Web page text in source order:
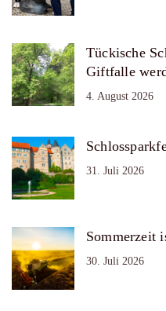
Tückische
Giftfalle
4. August 2026
31. Juli 2026
Sommerzeit
30. Juli 2026